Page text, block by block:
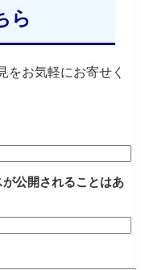
ら
をお気軽にお寄せく
が公開されることはあ